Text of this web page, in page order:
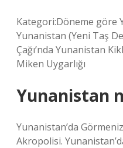
Kategori:Döneme göre
Yunanistan (Yeni Taş
Çağı’nda Yunanistan
Miken Uygarlığı
Yunanistan
Yunanistan’da
Akropolisi.